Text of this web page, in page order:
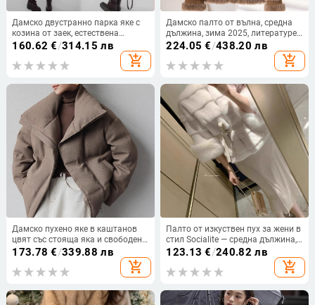
Дамско двустранно парка яке с
козина от заек, естествена
козина, свободна кройка
160.62 €/314.15 лв
add_shopping_cart
Дамско палто от вълна, средна
дължина, зима 2025, литературен
ретро стил, без яка
224.05 €/438.20 лв
add_shopping_cart
Дамско пухено яке в каштанов
цвят със стояща яка и свободен
силует — пълнеж от бял пух
полиестерна материя, пълнеж
173.78 €/339.88 лв
add_shopping_cart
Палто от изкуствен пух за жени в
стил Socialite — средна дължина,
ръкави 3/4 с пухкав дизайн,
123.13 €/240.82 лв
add_shopping_cart